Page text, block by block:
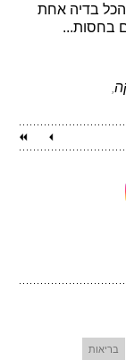
בריאות
הכל בדיה אחת
בחסות...
,